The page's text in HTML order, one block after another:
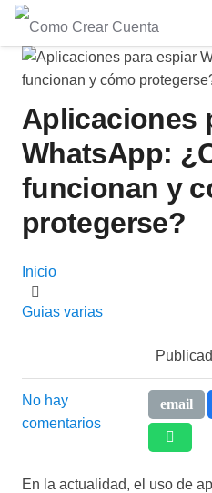
Aplicaciones
WhatsApp:
funcionan y
protegerse?
Inicio
Guias varias
No hay
comentarios
En la actualidad, el uso de